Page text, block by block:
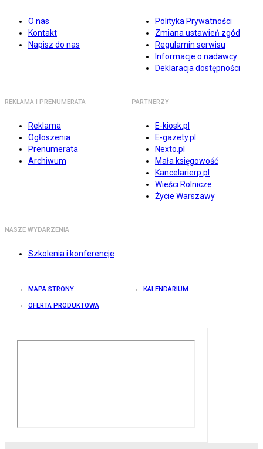
O nas
Kontakt
Napisz do nas
Polityka Prywatności
Zmiana ustawień zgód
Regulamin serwisu
Informacje o nadawcy
Deklaracja dostępności
REKLAMA I PRENUMERATA
Reklama
Ogłoszenia
Prenumerata
Archiwum
PARTNERZY
E-kiosk.pl
E-gazety.pl
Nexto.pl
Mała księgowość
Kancelarierp.pl
Wieści Rolnicze
Życie Warszawy
NASZE WYDARZENIA
Szkolenia i konferencje
MAPA STRONY KALENDARIUM
OFERTA PRODUKTOWA